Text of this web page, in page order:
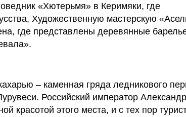
«Хютерьмя» в Керимяки, где
Художественную мастерскую
где представлены деревянные
– каменная гряда ледникового
Российский император
красотой этого места, и с тех пор